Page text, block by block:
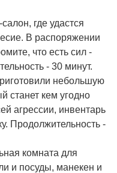
где удастся
В распоряжении
что есть сил -
- 30 минут.
небольшую
станет кем угодно
агрессии, инвентарь
Продолжительность -
комната для
и посуды, манекен и